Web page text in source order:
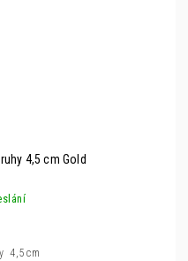
4,5 cm Gold
4,5 cm